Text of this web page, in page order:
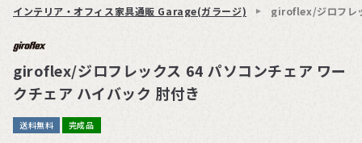
インテリア・オフィス家具通販 Garage(ガラージ) giroflex/ジロフレ
giroflex/ジロフレックス 64 パソコンチェア ワー
クチェア ハイバック 肘付き
送料無料 完成品